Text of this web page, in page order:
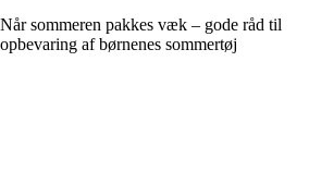
Når sommeren pakkes væk – gode råd til
opbevaring af børnenes sommertøj